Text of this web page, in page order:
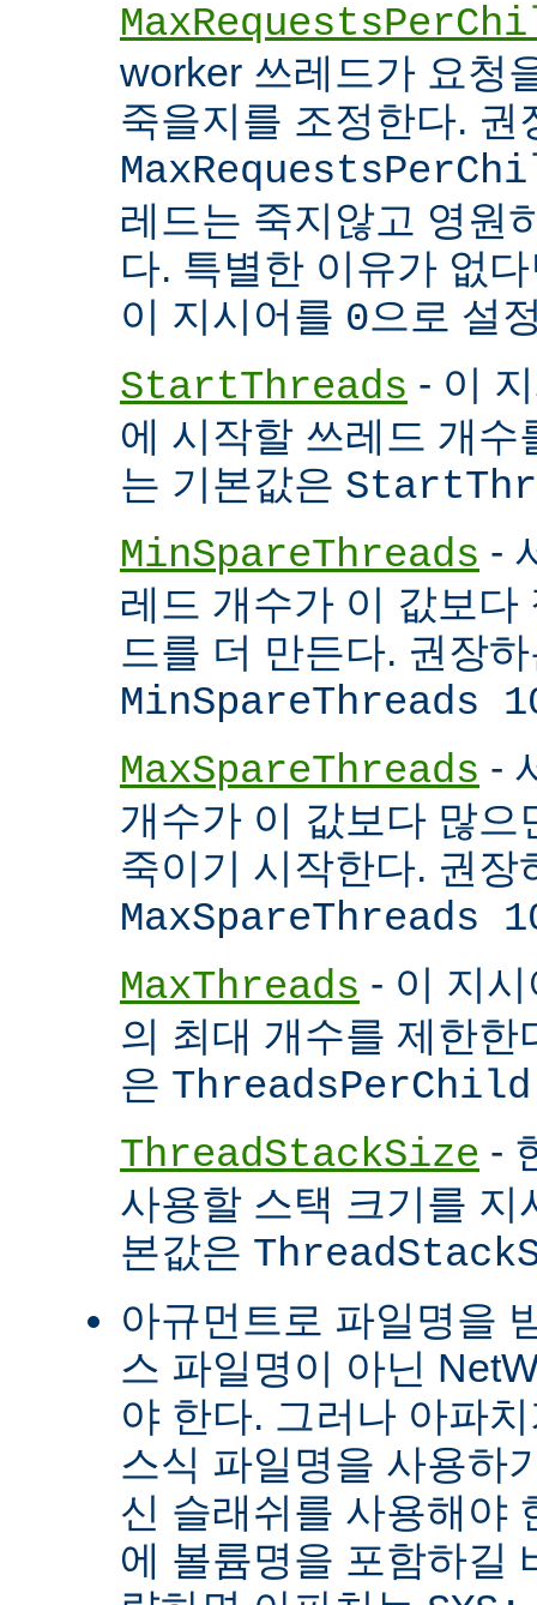
worker 쓰레드가 요청
죽을지를 조정한다. 권
레드는 죽지않고 영원
다. 특별한 이유가 없
이 지시어를 0으로 설
StartThreads - 이
에 시작할 쓰레드 개수
는 기본값은
MinSpareThreads -
레드 개수가 이 값보다
드를 더 만든다. 권장
MinSpareThreads
MaxSpareThreads -
개수가 이 값보다 많으
죽이기 시작한다. 권장
MaxSpareThreads
MaxThreads - 이 지
의 최대 개수를 제한한
은
ThreadStackSize -
사용할 스택 크기를 지
본값은
아규먼트로 파일명을
스 파일명이 아닌
야 한다. 그러나 아파
스식 파일명을 사용하
신 슬래쉬를 사용해야
에 볼륨명을 포함하길